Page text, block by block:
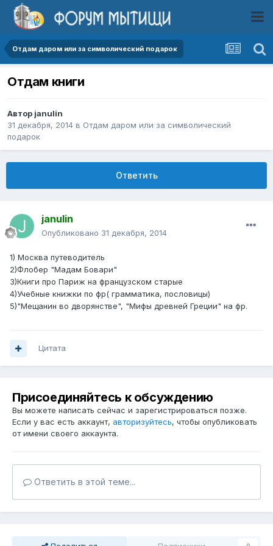
Отдам даром или за символический подарок
Отдам книги
Автор janulin
31 декабря, 2014 в Отдам даром или за символический
подарок
Ответить
janulin
Опубликовано 31 декабря, 2014
1) Москва путеводитель
2)Флобер "Мадам Бовари"
3)Книги про Париж на французском старые
4)Учебные книжки по фр( грамматика, пословицы)
5)"Мещанин во дворянстве", "Мифы древней Греции" на фр.
Цитата
Присоединяйтесь к обсуждению
Вы можете написать сейчас и зарегистрироваться позже.
Если у вас есть аккаунт, авторизуйтесь, чтобы опубликовать
от имени своего аккаунта.
Ответить в этой теме...